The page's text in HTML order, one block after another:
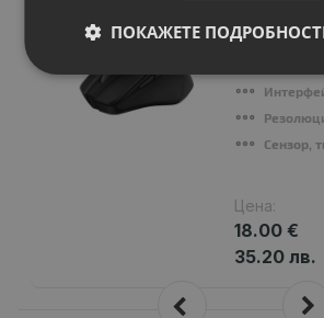
Сензор,
Цена:
18.00 €
35.20 лв.
ПОКАЖЕТЕ